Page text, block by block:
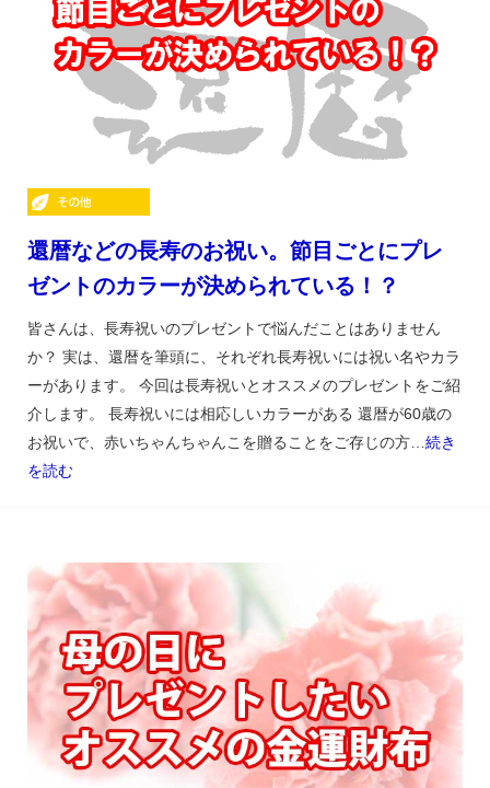
還暦などの長寿のお祝い。節目ごとにプレ
ゼントのカラーが決められている！？
皆さんは、長寿祝いのプレゼントで悩んだことはありません
か？ 実は、還暦を筆頭に、それぞれ長寿祝いには祝い名やカラ
ーがあります。 今回は長寿祝いとオススメのプレゼントをご紹
介します。 長寿祝いには相応しいカラーがある 還暦が60歳の
お祝いで、赤いちゃんちゃんこを贈ることをご存じの方… 続き
を読む